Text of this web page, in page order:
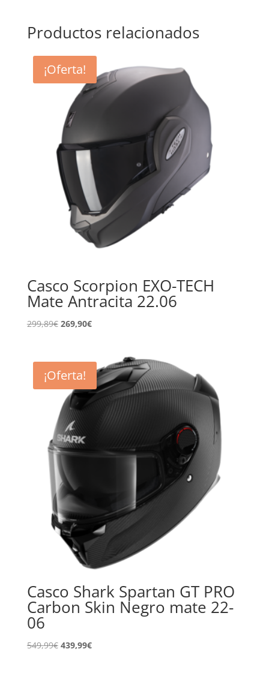
Productos relacionados
¡Oferta!
Casco Scorpion EXO-TECH
Mate Antracita 22.06
299,89€ El
era:
299,89€.
269,90€El
es:
269,90€.
¡Oferta!
Casco Shark Spartan GT PRO
Carbon Skin Negro mate 22-
06
549,99€ El
439,99€El